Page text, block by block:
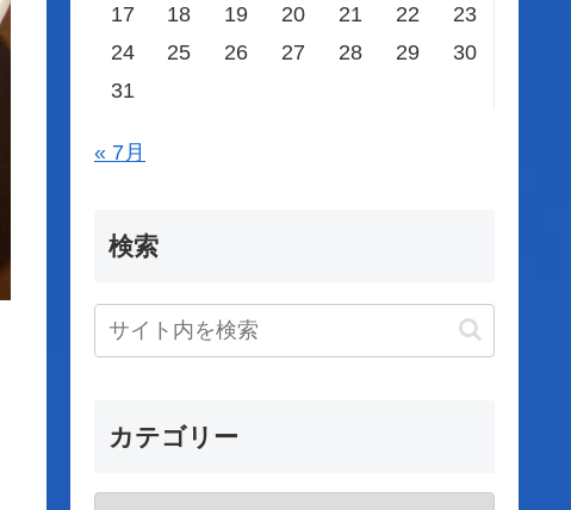
17
18 19 20 21 22
23
24
25 26 27 28 29
30
31
« 7月
検索
カテゴリー